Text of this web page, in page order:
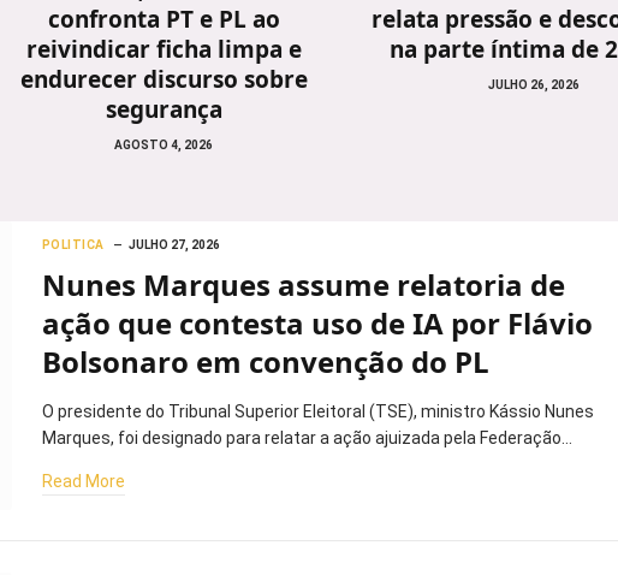
confronta PT e PL ao
reivindicar ficha limpa e
endurecer discurso sobre
segurança
AGOSTO 4, 2026
relata pressão e
na parte íntima de
JULHO 26, 2026
POLITICA JULHO 27, 2026
Nunes Marques assume relatoria de
ação que contesta uso de IA por Flávio
Bolsonaro em convenção do PL
O presidente do Tribunal Superior Eleitoral (TSE), ministro Kássio Nunes
Marques, foi designado para relatar a ação ajuizada pela Federação…
Read More